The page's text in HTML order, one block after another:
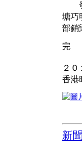
發
塘巧
部銷
完
２０
香港
新